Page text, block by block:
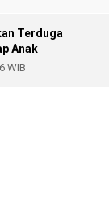
Terduga
Anak
WIB